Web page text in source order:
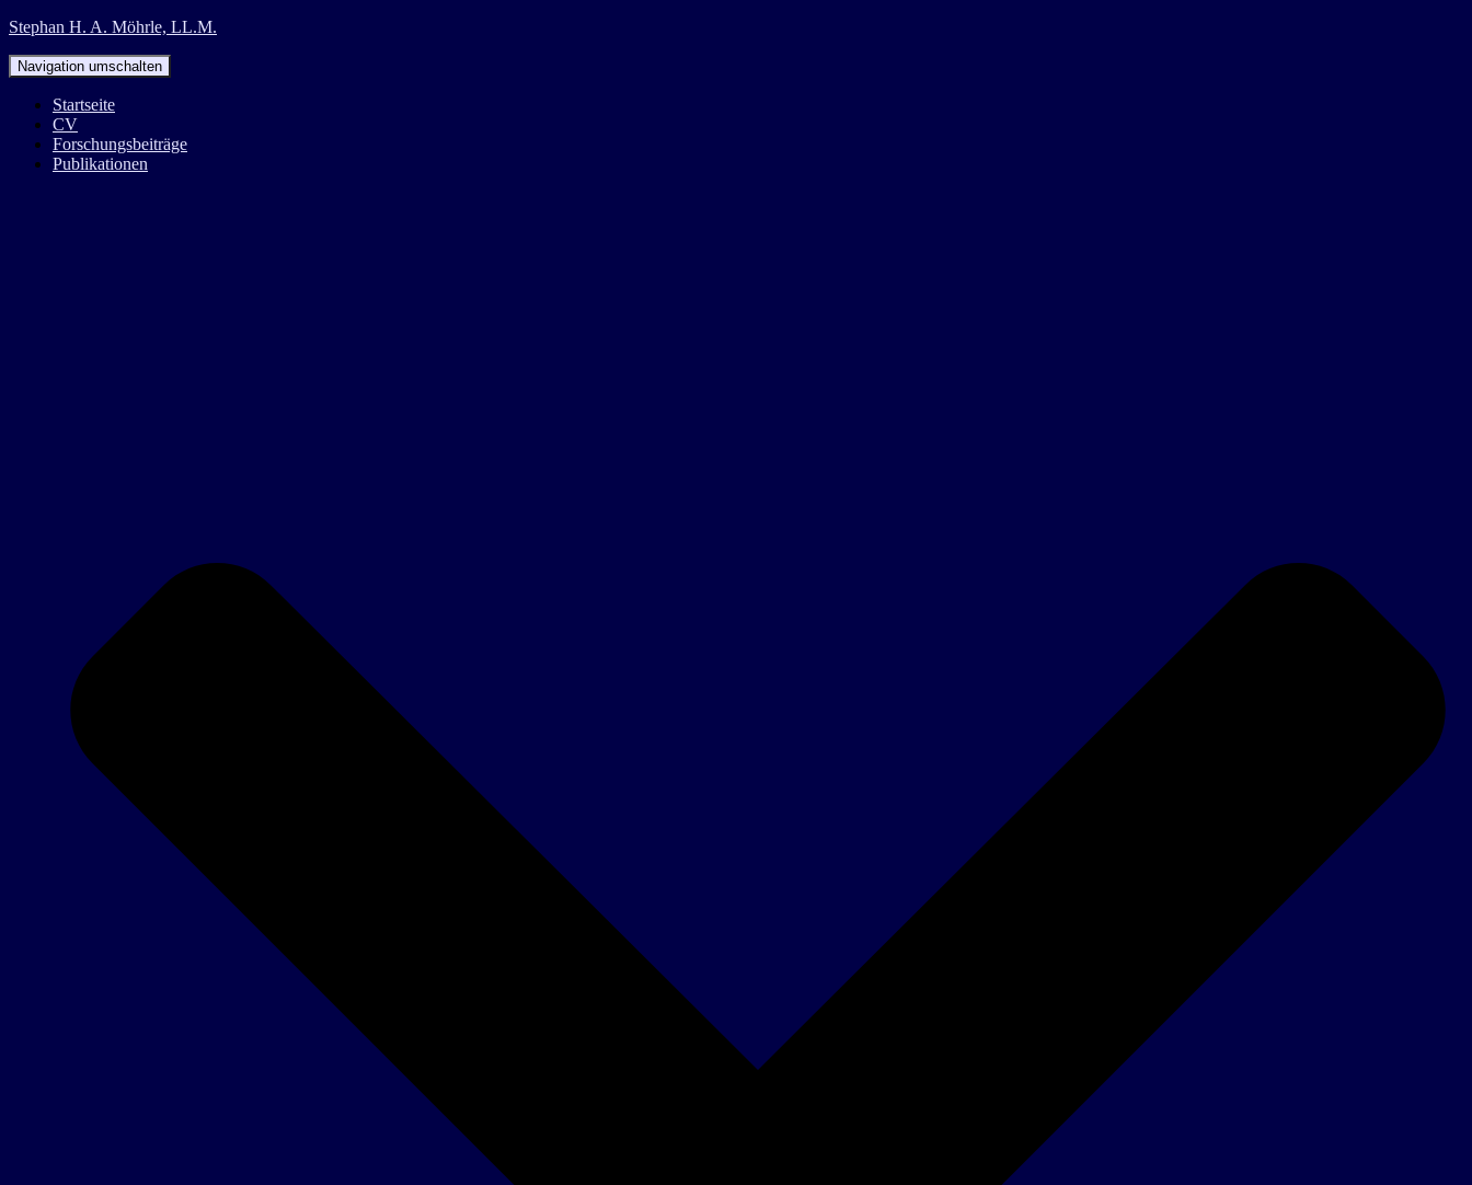
Stephan H. A. Möhrle, LL.M.
Navigation umschalten
Startseite
CV
Forschungsbeiträge
Publikationen